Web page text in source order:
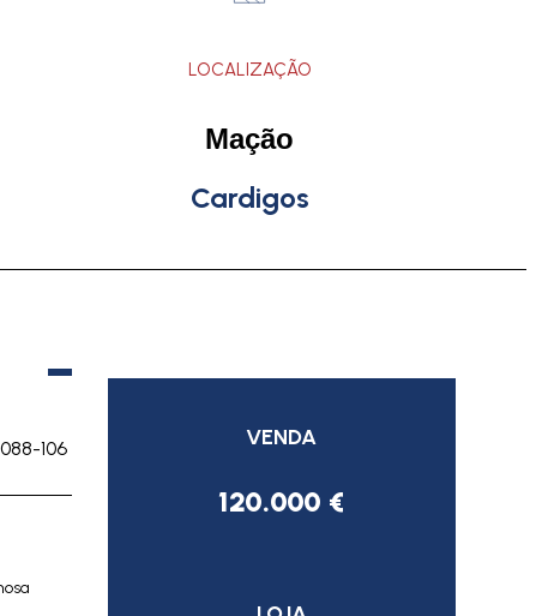
LOCALIZAÇÃO
Mação
Cardigos
106 VENDA
120.000 €